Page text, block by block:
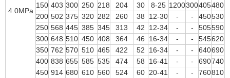
4.0MPa
150 403 300 250 218 204 30 8-25 1200300405480
200 502 375 320 282 260 38 12-30 - - 450530
250 568 445 385 345 313 42 12-34 - - 505590
300 648 510 450 408 364 46 16-34 - - 545620
350 762 570 510 465 422 52 16-34 - - 640690
400 838 655 585 535 474 58 16-41 - - 690740
450 914 680 610 560 524 60 20-41 - - 760810